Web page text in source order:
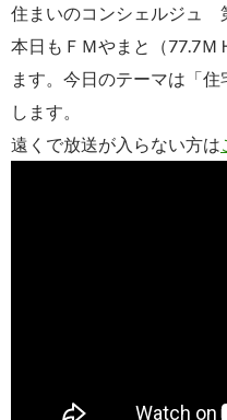
住まいのコンシェルジュ
本日もＦＭやまと（77.7Ｍ
ます。今日のテーマは「
します。
遠くで放送が入らない方は